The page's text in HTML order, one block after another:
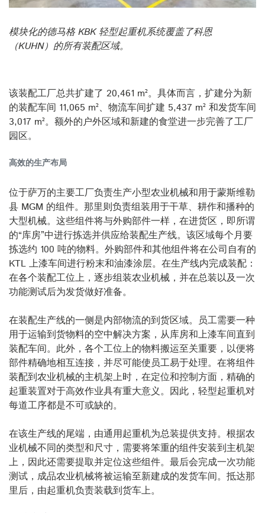
模块化的德马格 KBK 轻型起重机系统覆盖了科恩
（KUHN）的所有装配区域。
该装配工厂总共扩建了 20,461 m²。具体而言，扩建分为新
的装配车间 11,065 m²、物流车间扩建 5,437 m² 和发货车间
3,017 m²。额外的户外区域和新建的食堂进一步完善了工厂
园区。
高效的生产布局
位于萨万的主要工厂负责生产小型农业机械和用于蒙斯维勒
县 MGM 的组件。那里则负责组装用于干草、耕作和播种的
大型机械。这些组件将与外购部件一样，在进货区，即所谓
的“库房”中进行拣选并供应给装配生产线。该区域每个月要
拣选约 100 吨的物料。外购部件和其他组件将在公司自有的
KTL 上漆车间进行粉末和油漆涂层。在生产线内完成装配：
在各个装配工位上，逐步组装农业机械，并在总装以及一次
功能测试后为发货做好准备。
在装配生产线的一侧是内部物流的到货区域。员工需要一种
用于运输到货物料的空中解决方案，从库房和上漆车间直到
装配车间。此外，各个工位上的物料搬运至关重要，以便将
部件精确地相互连接，并尽可能使员工易于处理。在将组件
装配到农业机械的主机架上时，在定位和控制方面，精确的
起重装置对于高效作业具有重大意义。因此，轻型起重机对
每道工序都是不可或缺的。
在该生产线的尾端，由通用起重机为总装提供支持。根据农
业机械不同的类型和尺寸，需要将笨重的组件安装到主机架
上，因此还需要提取并定位这些组件。最后会完成一次功能
测试，成品农业机械将被运输至新建成的发货车间。抵达那
里后，由起重机负责装载到货车上。